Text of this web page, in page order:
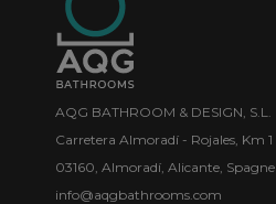
AQG BATHROOM & DESIGN, S.L.
Carretera Almoradí - Rojales, Km 1
03160, Almoradí, Alicante, Spagne
info@aqgbathrooms.com